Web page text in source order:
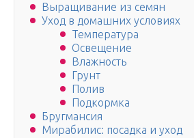
Выращивание из семян
Уход в домашних условиях
Температура
Освещение
Влажность
Грунт
Полив
Подкормка
Бругмансия
Мирабилис: посадка и уход